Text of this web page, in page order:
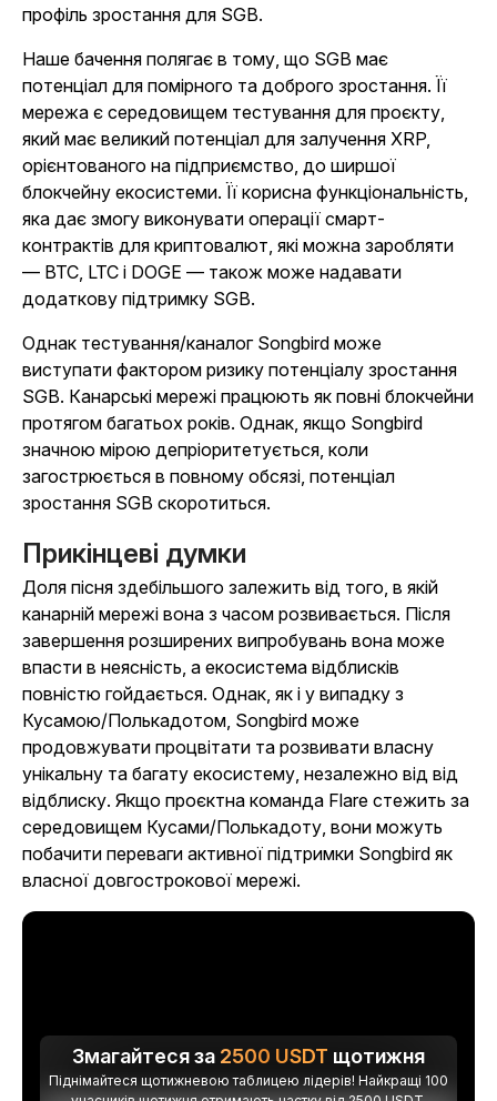
профіль зростання для SGB.
Наше бачення полягає в тому, що SGB має
потенціал для помірного та доброго зростання. Її
мережа є середовищем тестування для проєкту,
який має великий потенціал для залучення XRP,
орієнтованого на підприємство, до ширшої
блокчейну екосистеми. Її корисна функціональність,
яка дає змогу виконувати операції смарт-
контрактів для криптовалют, які можна заробляти
— BTC, LTC і DOGE — також може надавати
додаткову підтримку SGB.
Однак тестування/каналог Songbird може
виступати фактором ризику потенціалу зростання
SGB. Канарські мережі працюють як повні блокчейни
протягом багатьох років. Однак, якщо Songbird
значною мірою депріоритетується, коли
загострюється в повному обсязі, потенціал
зростання SGB скоротиться.
Прикінцеві думки
Доля пісня здебільшого залежить від того, в якій
канарній мережі вона з часом розвивається. Після
завершення розширених випробувань вона може
впасти в неясність, а екосистема відблисків
повністю гойдається. Однак, як і у випадку з
Кусамою/Полькадотом, Songbird може
продовжувати процвітати та розвивати власну
унікальну та багату екосистему, незалежно від від
відблиску. Якщо проєктна команда Flare стежить за
середовищем Кусами/Полькадоту, вони можуть
побачити переваги активної підтримки Songbird як
власної довгострокової мережі.
Змагайтеся за 2500 USDT щотижня
Піднімайтеся щотижневою таблицею лідерів! Найкращі 100